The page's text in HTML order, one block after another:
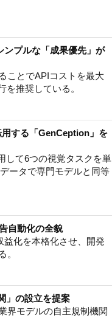
ンプルな「成果優先」が
ことでAPIコストを最大
推奨している。
する「GenCeption」を
して6つの視覚タスクを単
ータで専門モデルと同等
自動化の全貌
益化を本格化させ、開発
。
」の設立を提案
界モデルの自主規制機関